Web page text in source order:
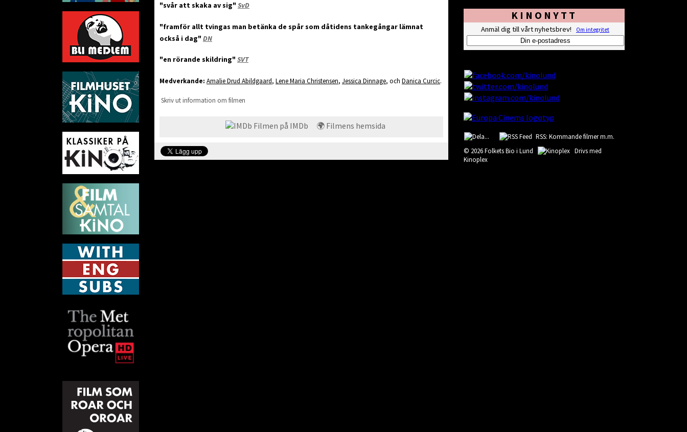
KINONYTT
Anmäl dig till vårt nyhetsbrev! Om integritet
RSS: Kommande filmer m.m.
© 2026 Folkets Bio i Lund
Drivs med
Kinoplex
"svår att skaka av sig"SvD
"framför allt tvingas man betänka de spår som dåtidens tankegångar lämnat
också i dag"DN
"en rörande skildring"SVT
Medverkande: Amalie Drud Abildgaard, Lene Maria Christensen, Jessica Dinnage, och Danica Curcic.
Skriv ut information om filmen
Filmen på IMDb 🌍 Filmens hemsida